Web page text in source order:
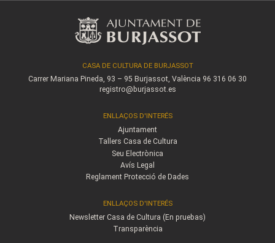
CASA DE CULTURA DE BURJASSOT
Carrer Mariana Pineda, 93 – 95 Burjassot, València 96 316 06 30
registro@burjassot.es
ENLLAÇOS D'INTERÉS
Ajuntament
Tallers Casa de Cultura
Seu Electrònica
Avís Legal
Reglament Protecció de Dades
ENLLAÇOS D'INTERÉS
Newsletter Casa de Cultura (En pruebas)
Transparència